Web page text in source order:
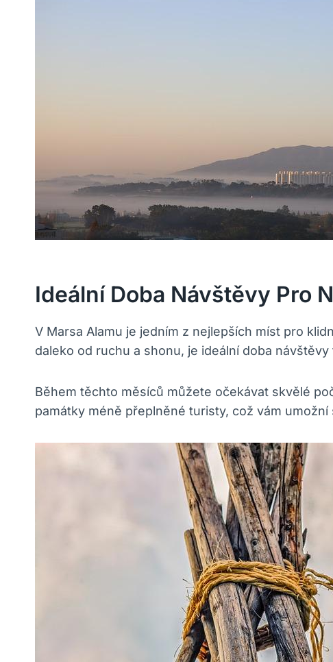
Ideální Doba Návštěvy Pro
V Marsa Alamu je jedním z nejlepších míst pro
daleko od ruchu a shonu, je ideální doba
Během těchto měsíců můžete očekávat skvělé
památky méně přeplněné turisty, což vám